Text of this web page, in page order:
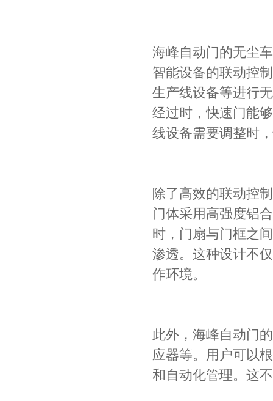
海峰自动门的无尘
智能设备的联动控
生产线设备等进行
经过时，快速门能
线设备需要调整时
除了高效的联动控
门体采用高强度铝
时，门扇与门框之
渗透。这种设计不
作环境。
此外，海峰自动门
应器等。用户可以
和自动化管理。这